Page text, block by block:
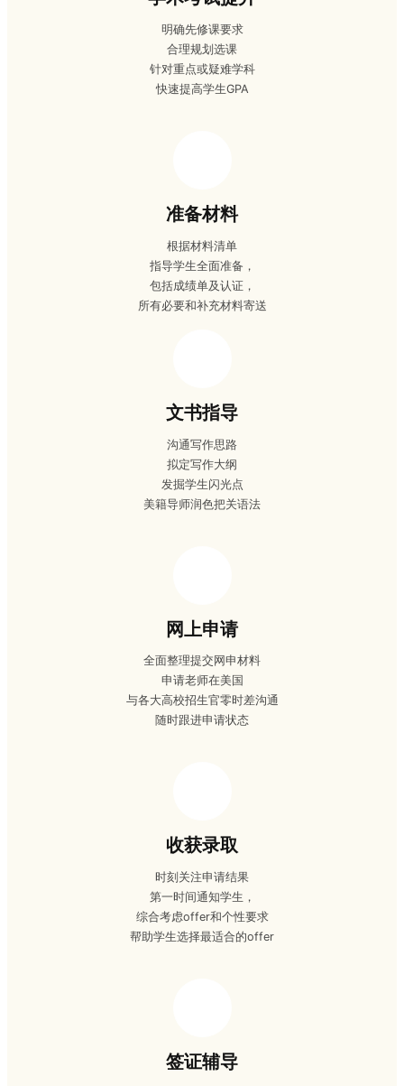
明确先修课要求
合理规划选课
针对重点或疑难学科
快速提高学生GPA
准备材料
根据材料清单
指导学生全面准备，
包括成绩单及认证，
所有必要和补充材料寄送
文书指导
沟通写作思路
拟定写作大纲
发掘学生闪光点
美籍导师润色把关语法
网上申请
全面整理提交网申材料
申请老师在美国
与各大高校招生官零时差沟通
随时跟进申请状态
收获录取
时刻关注申请结果
第一时间通知学生，
综合考虑offer和个性要求
帮助学生选择最适合的offer
签证辅导